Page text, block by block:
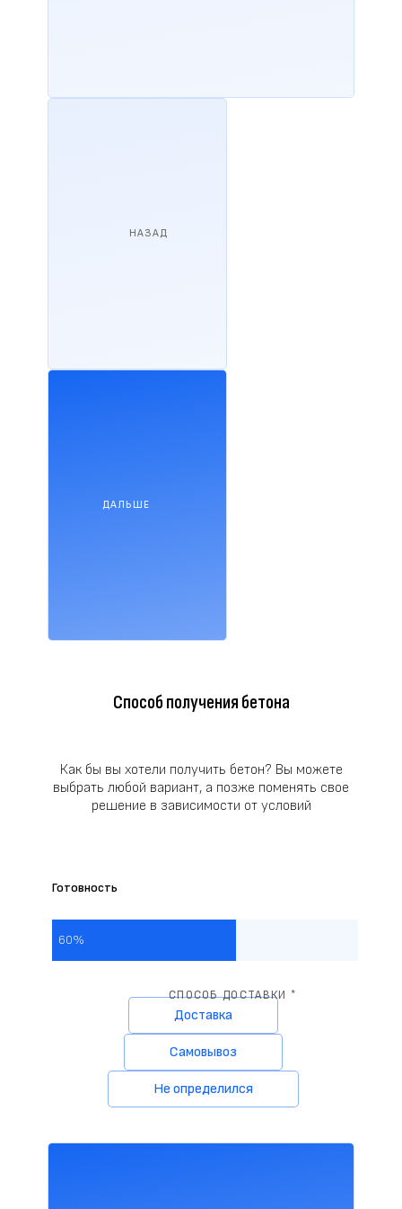
НАЗАД
ДАЛЬШЕ
Способ получения бетона
Как бы вы хотели получить бетон? Вы можете
выбрать любой вариант, а позже поменять свое
решение в зависимости от условий
Готовность
60%
СПОСОБ ДОСТАВКИ *
Доставка
Самовывоз
Не определился